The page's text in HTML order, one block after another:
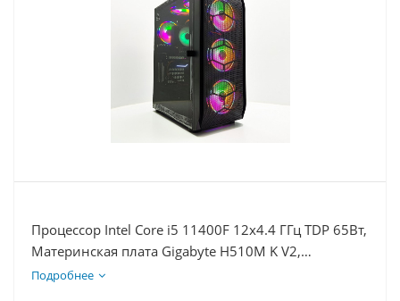
Процессор Intel Core i5 11400F 12x4.4 ГГц TDP 65Вт,
Материнская плата Gigabyte H510M K V2,
Видеокарта RTX 4060Ti 8Гб, Память DDR4 16Gb,
Подробнее